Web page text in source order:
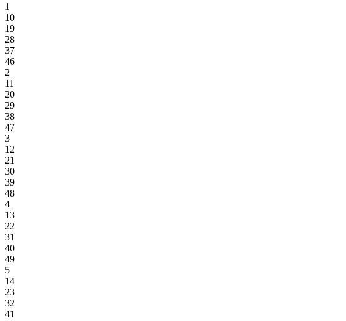
1
10
19
28
37
46
2
11
20
29
38
47
3
12
21
30
39
48
4
13
22
31
40
49
5
14
23
32
41